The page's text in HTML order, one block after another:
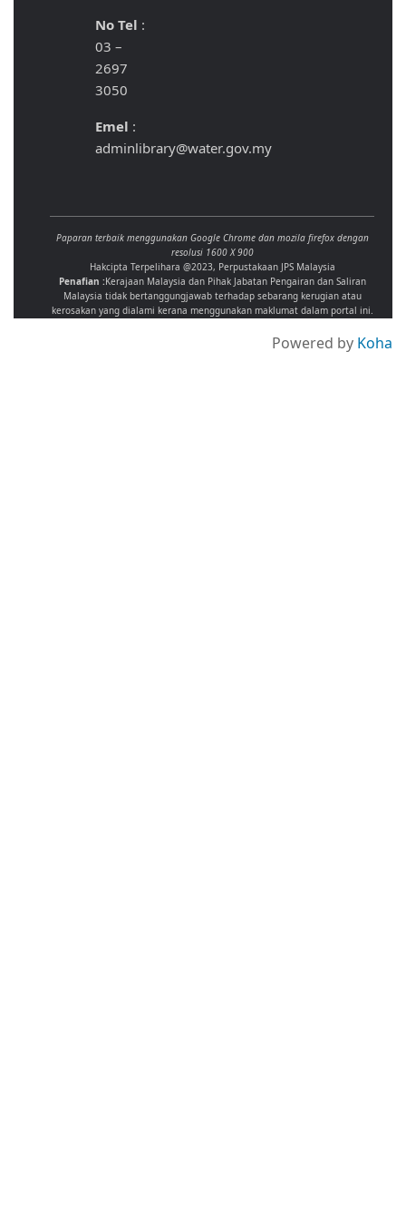
No Tel :
03 –
2697
3050
Emel :
adminlibrary@water.gov.my
Paparan terbaik menggunakan Google Chrome dan mozila firefox dengan
resolusi 1600 X 900
Hakcipta Terpelihara @2023, Perpustakaan JPS Malaysia
Penafian :Kerajaan Malaysia dan Pihak Jabatan Pengairan dan Saliran
Malaysia tidak bertanggungjawab terhadap sebarang kerugian atau
kerosakan yang dialami kerana menggunakan maklumat dalam portal ini.
Powered by Koha